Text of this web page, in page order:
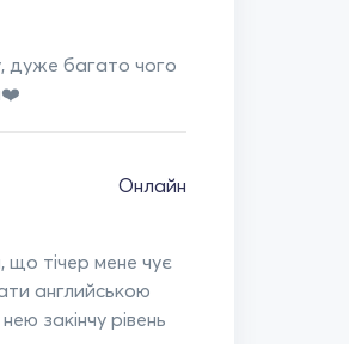
дуже багато чого
Онлайн
що тічер мене чує
английською
закінчу рівень